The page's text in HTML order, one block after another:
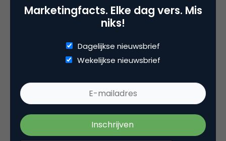
soort testen uitvoeren om zo patronen te kunnen
ontdekken en daar op in te spelen.
Deel dit artikel
Kopieer link
Marketingfacts. Elke dag vers. Mis
niks!
Dagelijkse nieuwsbrief
Wekelijkse nieuwsbrief